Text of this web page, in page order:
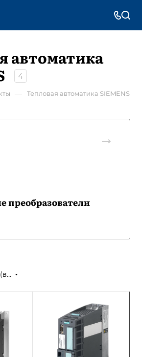
автоматика
4
— Тепловая автоматика SIEMENS
преобразователи
По популярности (возрастание)